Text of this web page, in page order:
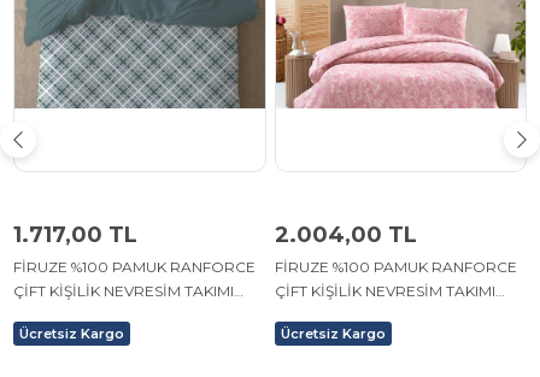
1.717,00 TL
FİRUZE %100 PAMUK RANFORCE
ÇİFT KİŞİLİK NEVRESİM TAKIMI
Ücretsiz Kargo
2.004,00 TL
FİRUZE %100 PAMUK RANFORCE
ÇİFT KİŞİLİK NEVRESİM TAKIMI
Ücretsiz Kargo